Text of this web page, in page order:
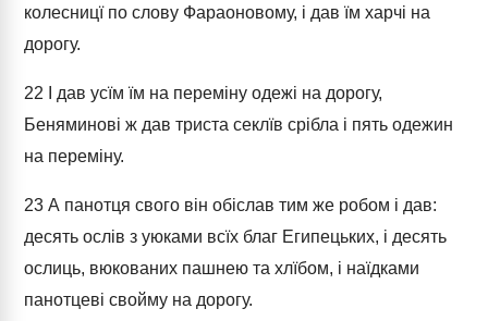
колесницї по слову Фараоновому, і дав їм харчі на
дорогу.
22 І дав усїм їм на переміну одежі на дорогу,
Беняминові ж дав триста секлїв срібла і пять одежин
на переміну.
23 А панотця свого він обіслав тим же робом і дав:
десять ослів з уюками всїх благ Египецьких, і десять
ослиць, вюкованих пашнею та хлїбом, і наїдками
панотцеві свойму на дорогу.